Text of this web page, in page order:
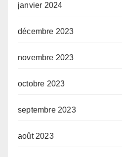
janvier 2024
décembre 2023
novembre 2023
octobre 2023
septembre 2023
août 2023